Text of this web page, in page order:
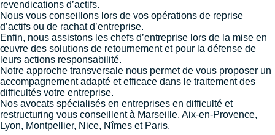
revendications d’actifs.
Nous vous conseillons lors de vos opérations de reprise
d’actifs ou de rachat d’entreprise.
Enfin, nous assistons les chefs d’entreprise lors de la mise en
œuvre des solutions de retournement et pour la défense de
leurs actions responsabilité.
Notre approche transversale nous permet de vous proposer un
accompagnement adapté et efficace dans le traitement des
difficultés votre entreprise.
Nos avocats spécialisés en entreprises en difficulté et
restructuring vous conseillent à Marseille, Aix-en-Provence,
Lyon, Montpellier, Nice, Nîmes et Paris.